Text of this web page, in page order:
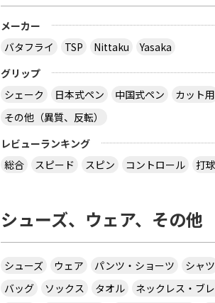
メーカー
バタフライ
TSP Nittaku
Yasaka
グリップ
シェーク
日本式ペン 中国式ペン
カット用
その他（異質、反転）
レビューランキング
総合
スピード スピン コントロール 打
シューズ、ウェア、その他
シューズ ウェア パンツ・ショーツ シャツ
バッグ
ソックス タオル
ネックレス・ブ